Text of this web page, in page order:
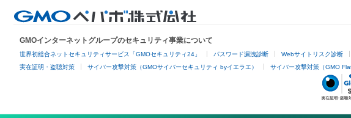
GMOインターネットグループのセキュリティ事業について
世界初総合ネットセキュリティサービス「GMOセキュリティ24」 パスワード漏洩診断 Webサイトリスク診断
実在証明・盗聴対策 サイバー攻撃対策（GMOサイバーセキュリティ byイエラエ） サイバー攻撃対策（GMO